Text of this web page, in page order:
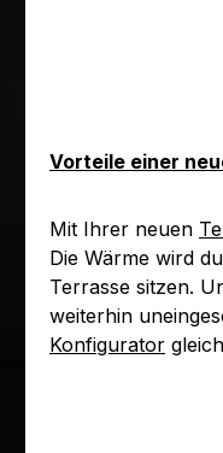
Vorteile einer
Mit Ihrer neuen
Die Wärme wird
Terrasse sitzen.
weiterhin
Konfigurator